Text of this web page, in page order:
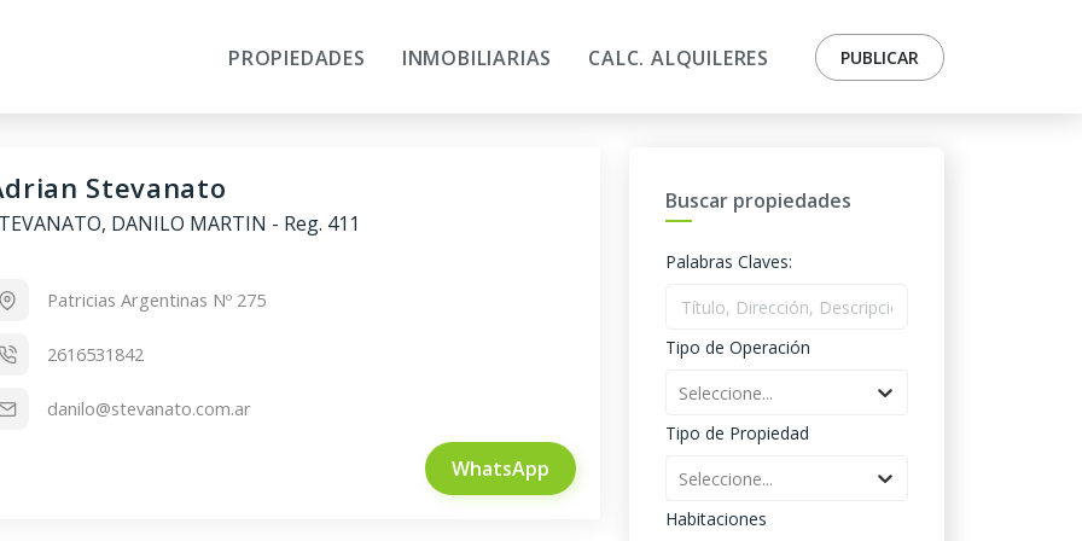
PROPIEDADES INMOBILIARIAS CALC. ALQUILERES PUBLICAR
Stevanato
DANILO MARTIN - Reg. 411
Patricias Argentinas Nº 275
2616531842
danilo@stevanato.com.ar
WhatsApp
Buscar propiedades
Palabras Claves:
Tipo de Operación
Seleccione...
Tipo de Propiedad
Seleccione...
Habitaciones